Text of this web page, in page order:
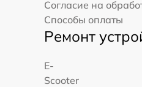
Согласие на
Способы оплаты
Ремонт
E-
Scooter